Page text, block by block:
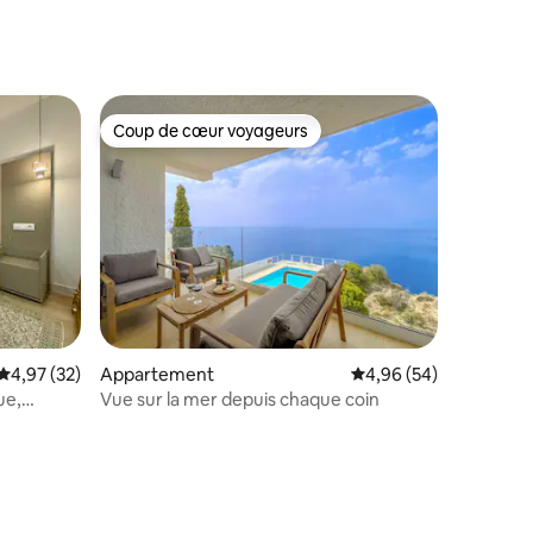
: 5 sur 5
appréciés
moyenne sur la base de 32 commentaires : 4,97 sur 5
4,97 (32)
Coup de cœur voyageurs
Coup de cœur voyageurs
Appartement Évaluation moyenne
4,96 (54)
Vue sur la mer depuis chaque coin